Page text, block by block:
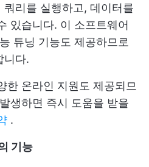
리를 실행하고, 데이터를
있습니다. 이 소프트웨어
튜닝 기능도 제공하므로
니다.
한 온라인 지원도 제공되므
생하면 즉시 도움을 받을
.
기능